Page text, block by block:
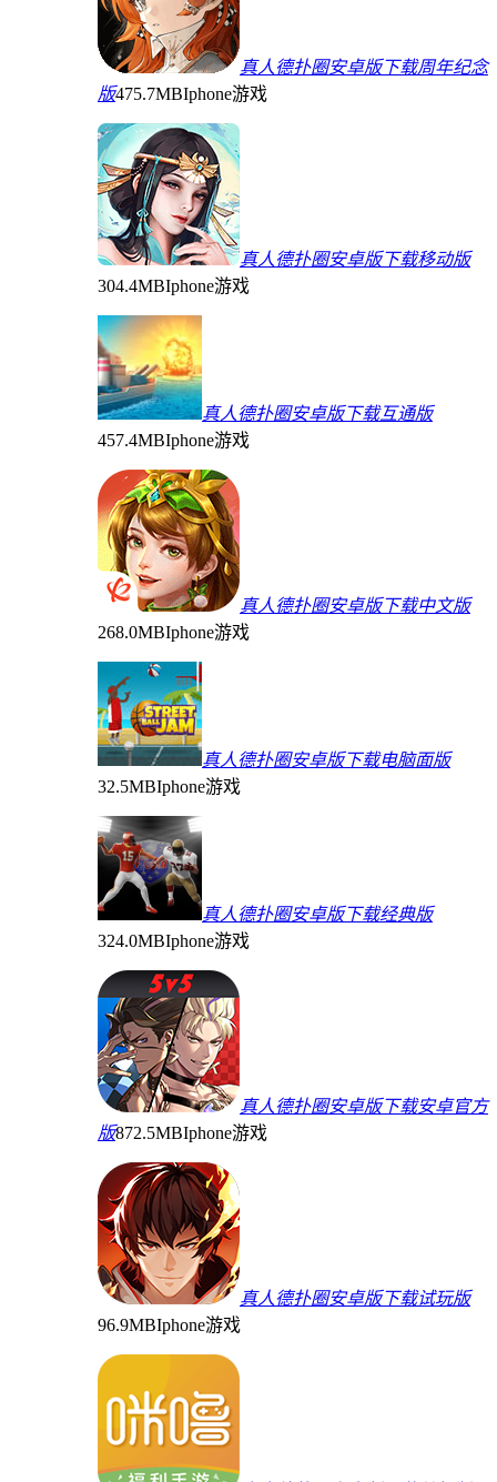
真人德扑圈安卓版下载周年纪念
版475.7MBIphone游戏
真人德扑圈安卓版下载移动版
304.4MBIphone游戏
真人德扑圈安卓版下载互通版
457.4MBIphone游戏
真人德扑圈安卓版下载中文版
268.0MBIphone游戏
真人德扑圈安卓版下载电脑面版
32.5MBIphone游戏
真人德扑圈安卓版下载经典版
324.0MBIphone游戏
真人德扑圈安卓版下载安卓官方
版872.5MBIphone游戏
真人德扑圈安卓版下载试玩版
96.9MBIphone游戏